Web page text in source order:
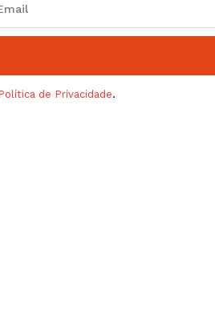
Política de Privacidade.